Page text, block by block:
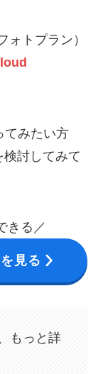
ォトプラン）
てみたい方
討してみて
きる／
見る
もっと詳